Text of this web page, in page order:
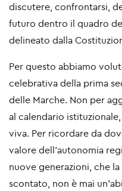
discutere, confrontarsi,
futuro dentro il quadro
delineato dalla
Per questo abbiamo
celebrativa della prima
delle Marche. Non per
al calendario
viva. Per ricordare da
valore dell’autonomia
nuove generazioni, che
scontato, non è mai